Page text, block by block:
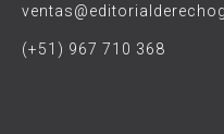
(+51) 967 710 368